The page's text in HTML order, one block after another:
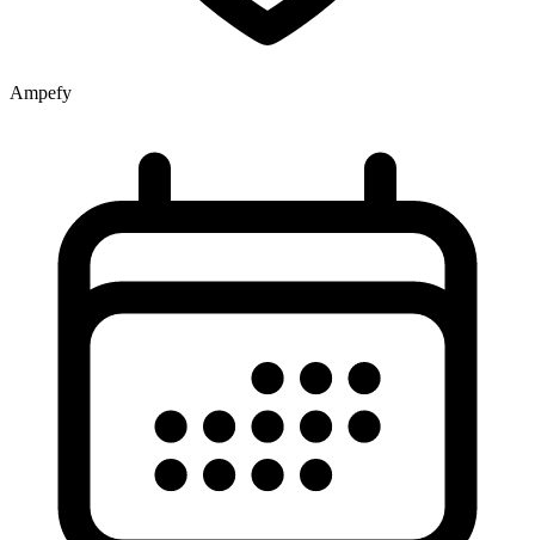
Ampefy